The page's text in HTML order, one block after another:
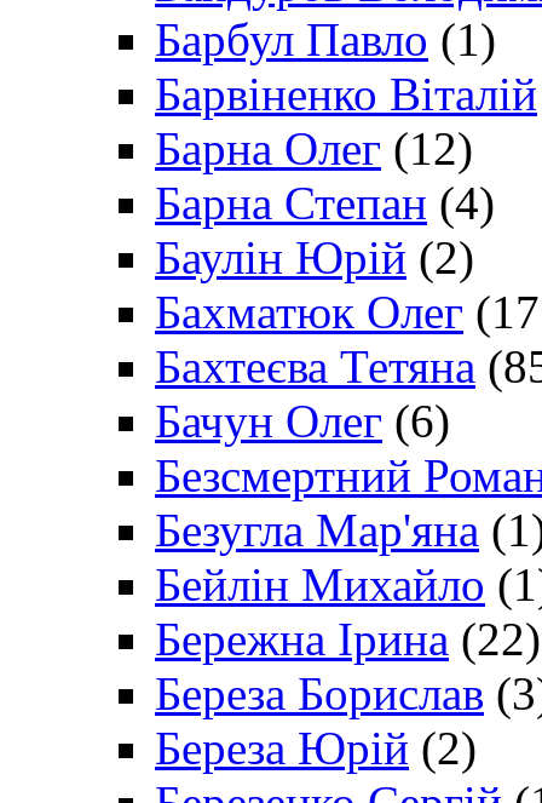
Барбул Павло (1)
Барвіненко Віталій
Барна Олег (12)
Барна Степан (4)
Баулін Юрій (2)
Бахматюк Олег
Бахтеєва Тетяна
Бачун Олег (6)
Безсмертний
Безугла Мар'яна
Бейлін Михайло
Бережна Ірина (22)
Береза Борислав
Береза Юрій (2)